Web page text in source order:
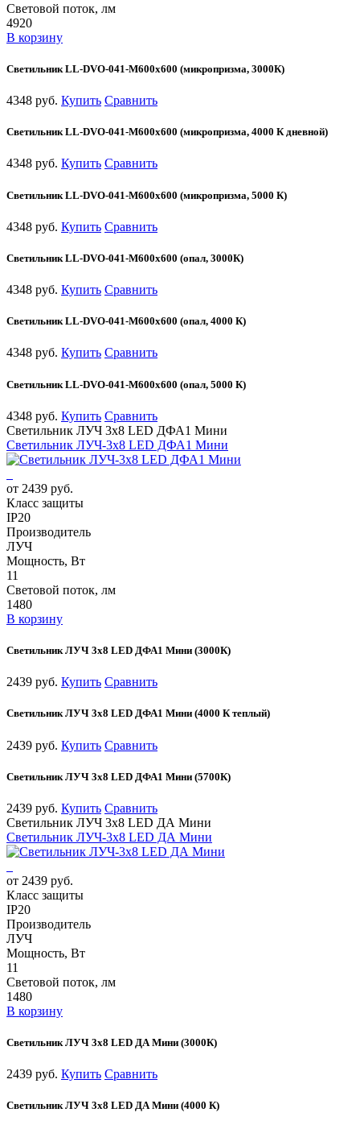
Световой поток, лм
4920
В корзину
Светильник LL-DVO-041-M600x600 (микропризма, 3000К)
4348 руб. Купить Сравнить
Светильник LL-DVO-041-M600x600 (микропризма, 4000 К дневной)
4348 руб. Купить Сравнить
Светильник LL-DVO-041-M600x600 (микропризма, 5000 К)
4348 руб. Купить Сравнить
Светильник LL-DVO-041-M600x600 (опал, 3000К)
4348 руб. Купить Сравнить
Светильник LL-DVO-041-M600x600 (опал, 4000 К)
4348 руб. Купить Сравнить
Светильник LL-DVO-041-M600x600 (опал, 5000 К)
4348 руб. Купить Сравнить
Светильник ЛУЧ 3х8 LED ДФА1 Мини
Светильник ЛУЧ-3х8 LED ДФА1 Мини
от 2439 руб.
Класс защиты
IP20
Производитель
ЛУЧ
Мощность, Вт
11
Световой поток, лм
1480
В корзину
Светильник ЛУЧ 3х8 LED ДФА1 Мини (3000К)
2439 руб. Купить Сравнить
Светильник ЛУЧ 3х8 LED ДФА1 Мини (4000 К теплый)
2439 руб. Купить Сравнить
Светильник ЛУЧ 3х8 LED ДФА1 Мини (5700К)
2439 руб. Купить Сравнить
Светильник ЛУЧ 3х8 LED ДА Мини
Светильник ЛУЧ-3х8 LED ДА Мини
от 2439 руб.
Класс защиты
IP20
Производитель
ЛУЧ
Мощность, Вт
11
Световой поток, лм
1480
В корзину
Светильник ЛУЧ 3х8 LED ДА Мини (3000К)
2439 руб. Купить Сравнить
Светильник ЛУЧ 3х8 LED ДА Мини (4000 К)